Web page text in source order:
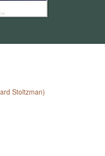
Stoltzman)